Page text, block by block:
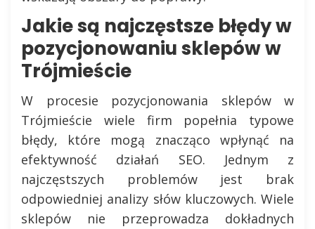
Jakie są najczęstsze błędy w
pozycjonowaniu sklepów w
Trójmieście
W procesie pozycjonowania sklepów w
Trójmieście wiele firm popełnia typowe
błędy, które mogą znacząco wpłynąć na
efektywność działań SEO. Jednym z
najczęstszych problemów jest brak
odpowiedniej analizy słów kluczowych. Wiele
sklepów nie przeprowadza dokładnych